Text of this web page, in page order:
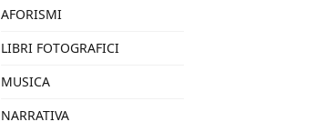
AFORISMI
LIBRI FOTOGRAFICI
MUSICA
NARRATIVA